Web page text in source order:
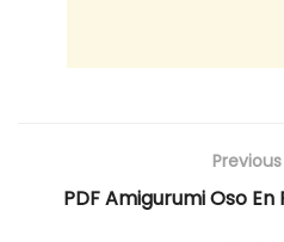
PDF Amigurumi Oso